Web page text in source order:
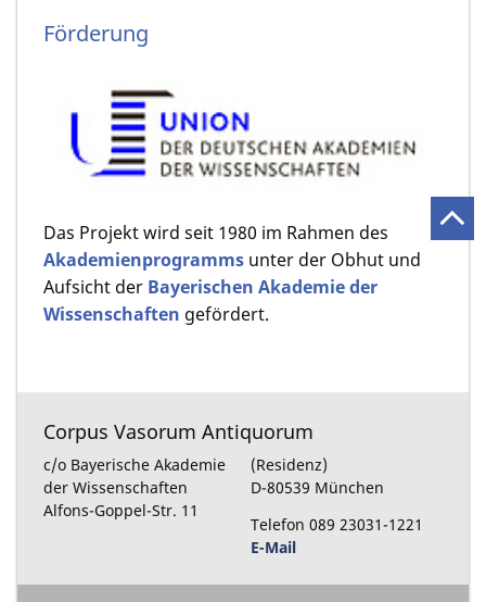
Förderung
Das Projekt wird seit 1980 im Rahmen des
Akademienprogramms unter der Obhut und
Aufsicht der Bayerischen Akademie der
Wissenschaften gefördert.
Corpus Vasorum Antiquorum
c/o Bayerische Akademie
der Wissenschaften
Alfons-Goppel-Str. 11
(Residenz)
D-80539 München
Telefon 089 23031-1221
E-Mail